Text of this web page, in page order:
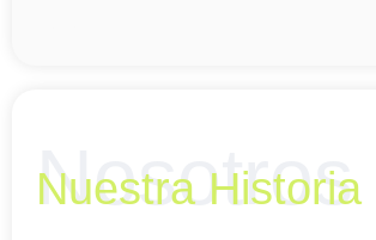
Nosotros
Nuestra Historia